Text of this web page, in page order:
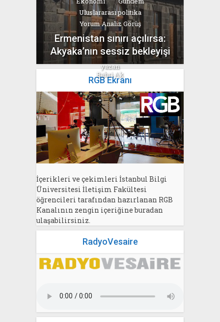
Uluslararası politika
Yorum Analiz Görüş
Ermenistan sınırı açılırsa:
Akyaka’nın sessiz bekleyişi
yazan
Bahri Ak
RGB Ekranı
İçerikleri ve çekimleri İstanbul Bilgi
Üniversitesi İletişim Fakültesi
öğrencileri tarafından hazırlanan RGB
Kanalının zengin içeriğine buradan
ulaşabilirsiniz.
RadyoVesaire